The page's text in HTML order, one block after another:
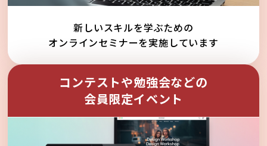
新しいスキルを学ぶための
オンラインセミナーを実施しています
コンテストや勉強会などの
会員限定イベント